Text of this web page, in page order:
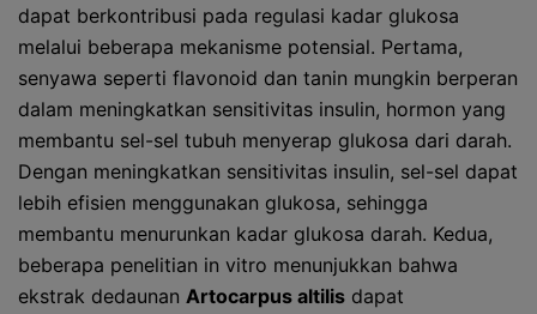
dapat berkontribusi pada regulasi kadar glukosa
melalui beberapa mekanisme potensial. Pertama,
senyawa seperti flavonoid dan tanin mungkin berperan
dalam meningkatkan sensitivitas insulin, hormon yang
membantu sel-sel tubuh menyerap glukosa dari darah.
Dengan meningkatkan sensitivitas insulin, sel-sel dapat
lebih efisien menggunakan glukosa, sehingga
membantu menurunkan kadar glukosa darah. Kedua,
beberapa penelitian in vitro menunjukkan bahwa
ekstrak dedaunan Artocarpus altilis dapat